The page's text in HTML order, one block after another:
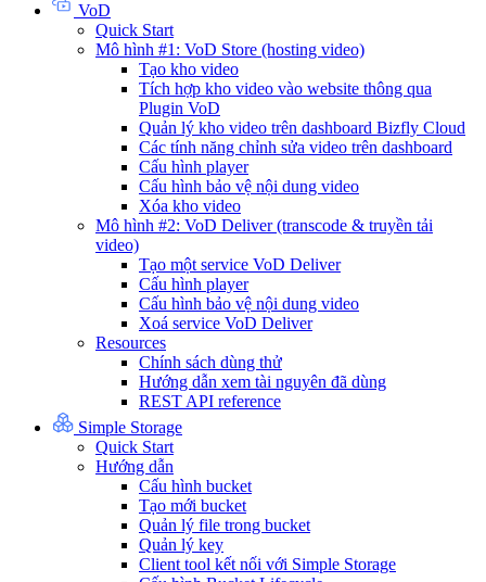
VoD
Quick Start
Mô hình #1: VoD Store (hosting video)
Tạo kho video
Tích hợp kho video vào website thông qua
Plugin VoD
Quản lý kho video trên dashboard Bizfly Cloud
Các tính năng chỉnh sửa video trên dashboard
Cấu hình player
Cấu hình bảo vệ nội dung video
Xóa kho video
Mô hình #2: VoD Deliver (transcode & truyền tải
video)
Tạo một service VoD Deliver
Cấu hình player
Cấu hình bảo vệ nội dung video
Xoá service VoD Deliver
Resources
Chính sách dùng thử
Hướng dẫn xem tài nguyên đã dùng
REST API reference
Simple Storage
Quick Start
Hướng dẫn
Cấu hình bucket
Tạo mới bucket
Quản lý file trong bucket
Quản lý key
Client tool kết nối với Simple Storage